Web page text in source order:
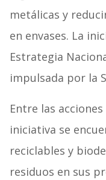
metálicas y
en envases. La
Estrategia
impulsada por la
Entre las
iniciativa se
reciclables y
residuos en sus